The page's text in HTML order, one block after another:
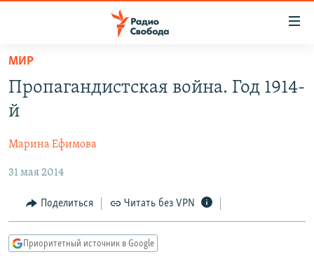
упрощенного
доступа
Вернуться
основному
Вернутся
главной
навигации
Вернутся
ПОДКАСТЫ
ЦИТАТЫ СВОБОДЫ
МНЕНИЯ
КУЛЬТУРА
IDEL.РЕАЛИИ
КАВКАЗ.РЕАЛИИ
МИР
Пропагандистская война. Год 1914-
й
Марина Ефимова
31 мая 2014
Поделиться Читать без VPN
Приоритетный источник в Google